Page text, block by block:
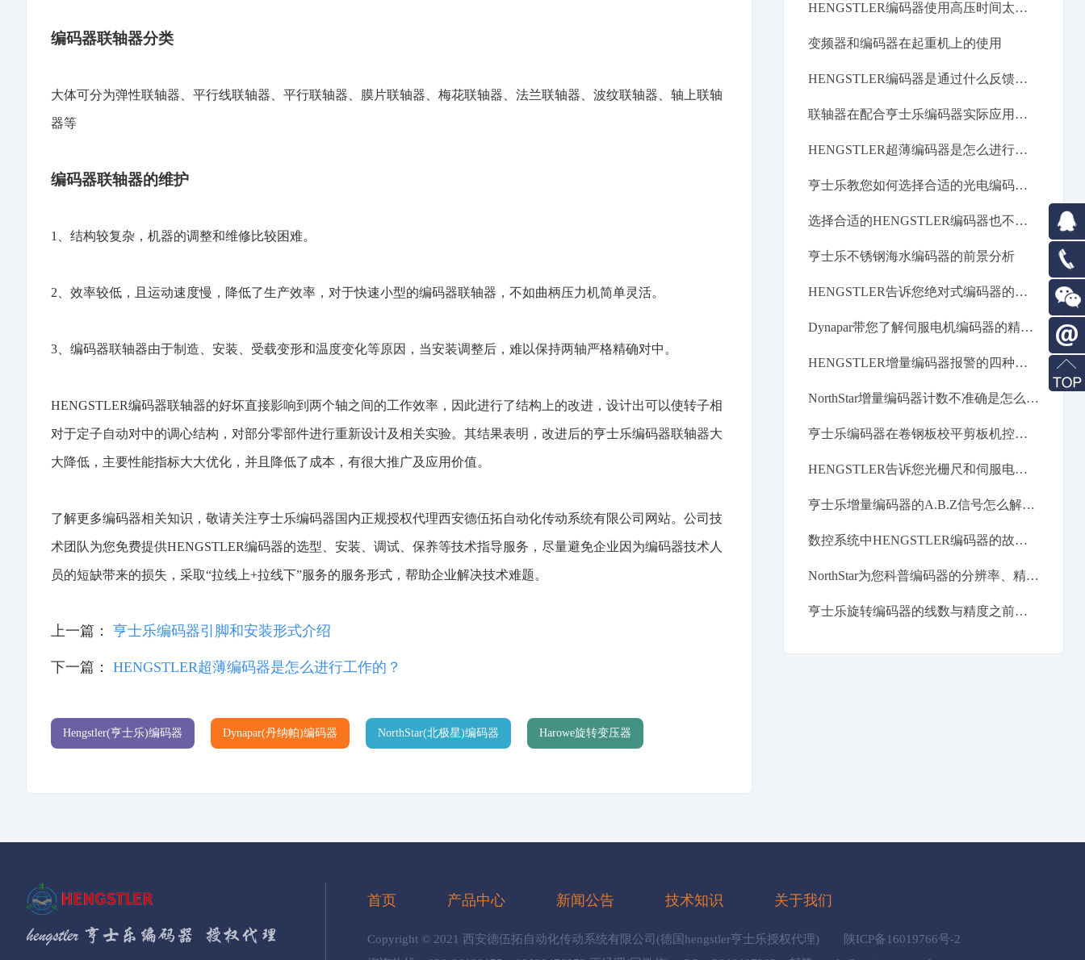
编码器联轴器分类
大体可分为弹性联轴器、平行线联轴器、平行联轴器、膜片联轴器、梅花联轴器、法兰联轴器、波纹联轴器、轴上联轴
器等
编码器联轴器的维护
1、结构较复杂，机器的调整和维修比较困难。
2、效率较低，且运动速度慢，降低了生产效率，对于快速小型的编码器联轴器，不如曲柄压力机简单灵活。
3、编码器联轴器由于制造、安装、受载变形和温度变化等原因，当安装调整后，难以保持两轴严格精确对中。
HENGSTLER编码器联轴器的好坏直接影响到两个轴之间的工作效率，因此进行了结构上的改进，设计出可以使转子相
对于定子自动对中的调心结构，对部分零部件进行重新设计及相关实验。其结果表明，改进后的亨士乐编码器联轴器大
大降低，主要性能指标大大优化，并且降低了成本，有很大推广及应用价值。
了解更多编码器相关知识，敬请关注亨士乐编码器国内正规授权代理西安德伍拓自动化传动系统有限公司网站。公司技
术团队为您免费提供HENGSTLER编码器的选型、安装、调试、保养等技术指导服务，尽量避免企业因为编码器技术人
员的短缺带来的损失，采取“拉线上+拉线下”服务的服务形式，帮助企业解决技术难题。
上一篇： 亨士乐编码器引脚和安装形式介绍
下一篇： HENGSTLER超薄编码器是怎么进行工作的？
Hengstler(亨士乐)编码器 Dynapar(丹纳帕)编码器 NorthStar(北极星)编码器 Harowe旋转变压器
HENGSTLER编码器使用高压时间太长会发生故障吗？
变频器和编码器在起重机上的使用
HENGSTLER编码器是通过什么反馈数据的？
联轴器在配合亨士乐编码器实际应用中起什么作用？
HENGSTLER超薄编码器是怎么进行工作的？
亨士乐教您如何选择合适的光电编码器。
选择合适的HENGSTLER编码器也不容易啊
亨士乐不锈钢海水编码器的前景分析
HENGSTLER告诉您绝对式编码器的回零的意义在哪里？
Dynapar带您了解伺服电机编码器的精度问题
HENGSTLER增量编码器报警的四种情况分析
NorthStar增量编码器计数不准确是怎么回事？
亨士乐编码器在卷钢板校平剪板机控制系统的应用解析
HENGSTLER告诉您光栅尺和伺服电机编码器不同步的原因？
亨士乐增量编码器的A.B.Z信号怎么解释？
数控系统中HENGSTLER编码器的故障检测
NorthStar为您科普编码器的分辨率、精度以及重复精度。
亨士乐旋转编码器的线数与精度之前的关系？
首页 产品中心 新闻公告 技术知识 关于我们
Copyright © 2021 西安德伍拓自动化传动系统有限公司(德国hengstler亨士乐授权代理)
陕ICP备16019766号-2
在线
QQ
186-
2947-
6872
在线
咨询